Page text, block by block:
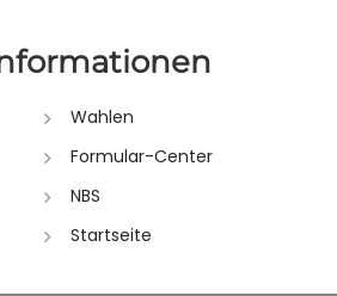
Wahlen
Formular-Center
NBS
Startseite